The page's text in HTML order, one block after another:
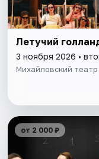
Летучий
3 ноября 2026 •
Михайловский театр
от 2 000 ₽